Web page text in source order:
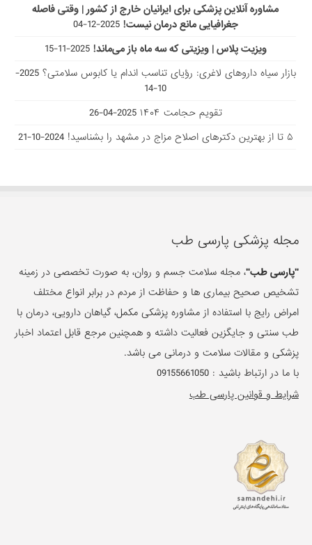
مشاوره آنلاین پزشکی برای ایرانیان خارج از کشور | وقتی فاصله
جغرافیایی مانع درمان نیست! 2025-12-04
ویزیت پلاس | ویزیتی که سه ماه باز می‌ماند! 2025-11-15
بازار سیاه داروهای لاغری: رؤیای تناسب اندام یا کابوس سلامتی؟
2025-
10-14
تقویم حجامت ۱۴۰۴
2025-04-26
۵ تا از بهترین دکتر‌های اصلاح مزاج در مشهد را بشناسید!
2024-10-21
مجله پزشکی پارسی طب
"پارسی طب"، مجله سلامت جسم و روان، به صورت تخصصی در زمینه
تشخیص صحیح بیماری ها و حفاظت از مردم در برابر انواع مختلف
امراض رایج با استفاده از مشاوره پزشکی مکمل، گیاهان دارویی، درمان با
طب سنتی و جایگزین فعالیت داشته و همچنین مرجع قابل اعتماد اخبار
پزشکی و مقالات سلامت و درمانی می باشد.
با ما در ارتباط باشید :09155661050
شرایط و قوانین پارسی طب